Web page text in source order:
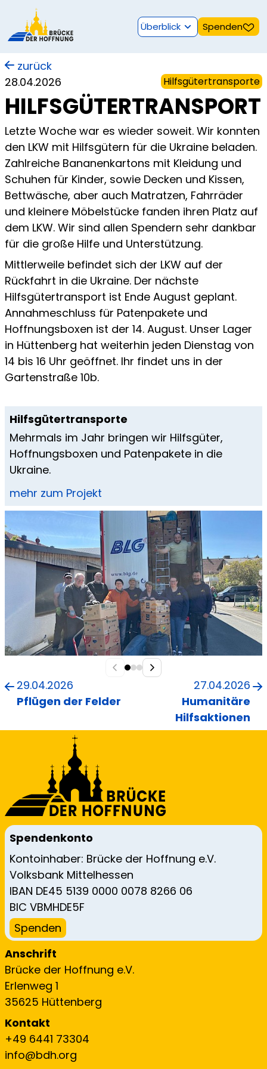
Spenden
Überblick
zurück
28.04.2026
Hilfsgütertransporte
HILFSGÜTERTRANSPORT
Letzte Woche war es wieder soweit. Wir konnten
den LKW mit Hilfsgütern für die Ukraine beladen.
Zahlreiche Bananenkartons mit Kleidung und
Schuhen für Kinder, sowie Decken und Kissen,
Bettwäsche, aber auch Matratzen, Fahrräder
und kleinere Möbelstücke fanden ihren Platz auf
dem LKW. Wir sind allen Spendern sehr dankbar
für die große Hilfe und Unterstützung.
Mittlerweile befindet sich der LKW auf der
Rückfahrt in die Ukraine. Der nächste
Hilfsgütertransport ist Ende August geplant.
Annahmeschluss für Patenpakete und
Hoffnungsboxen ist der 14. August. Unser Lager
in Hüttenberg hat weiterhin jeden Dienstag von
14 bis 16 Uhr geöffnet. Ihr findet uns in der
Gartenstraße 10b.
Hilfsgütertransporte
Mehrmals im Jahr bringen wir Hilfsgüter,
Hoffnungsboxen und Patenpakete in die
Ukraine.
mehr zum Projekt
29.04.2026
Pflügen der Felder
27.04.2026
Humanitäre
Hilfsaktionen
Spendenkonto
Kontoinhaber: Brücke der Hoffnung e.V.
Volksbank Mittelhessen
IBAN DE45 5139 0000 0078 8266 06
BIC VBMHDE5F
Spenden
Anschrift
Brücke der Hoffnung e.V.
Erlenweg 1
35625 Hüttenberg
Kontakt
+49 6441 73304
info@bdh.org